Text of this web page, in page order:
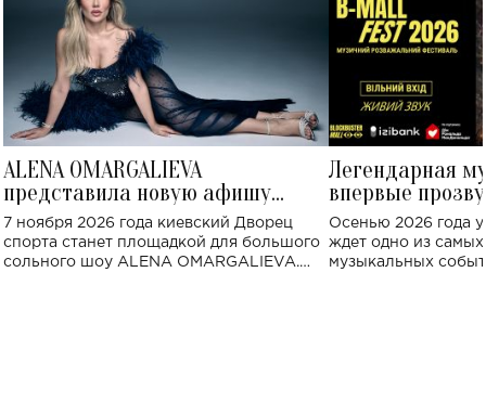
ALENA OMARGALIEVA
представила новую афишу
большого концерта во Дворце
спорта
7 ноября 2026 года киевский Дворец
спорта станет площадкой для большого
сольного шоу ALENA OMARGALIEVA.
Легендарная
впервые
Украине: где
Осенью 2026 года
ждет одно из
музыкальных